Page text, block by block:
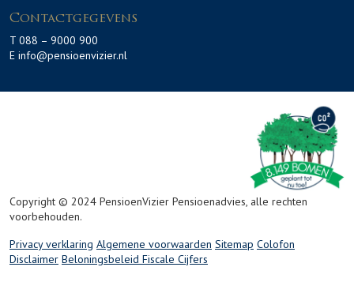
Contactgegevens
T 088 – 9000 900
E info@pensioenvizier.nl
Copyright © 2024 PensioenVizier Pensioenadvies, alle rechten
voorbehouden.
Privacy verklaring Algemene voorwaarden Sitemap Colofon
Disclaimer Beloningsbeleid Fiscale Cijfers